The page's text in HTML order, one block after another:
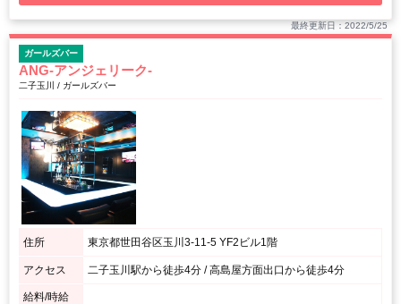
最終更新日：2022/5/25
ガールズバー
ANG-アンジェリーク-
二子玉川 / ガールズバー
住所 東京都世田谷区玉川3-11-5 YF2ビル1階
アクセス 二子玉川駅から徒歩4分 / 高島屋方面出口から徒歩4分
給料/時給